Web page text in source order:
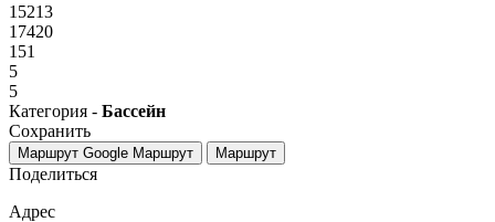
15213
17420
151
5
5
Категория - Бассейн
Сохранить
Маршрут Google Маршрут Маршрут
Поделиться
Адрес